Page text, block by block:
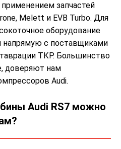
запчастей
Melett и EVB Turbo. Для
оборудование
напрямую с поставщиками
ТКР. Большинство
доверяют нам
Audi.
Audi RS7 можно